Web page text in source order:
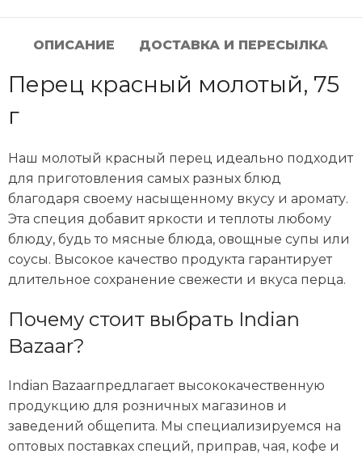
ОПИСАНИЕ ДОСТАВКА И ПЕРЕСЫЛКА
Перец красный молотый, 75
г
Наш молотый красный перец идеально подходит
для приготовления самых разных блюд
благодаря своему насыщенному вкусу и аромату.
Эта специя добавит яркости и теплоты любому
блюду, будь то мясные блюда, овощные супы или
соусы. Высокое качество продукта гарантирует
длительное сохранение свежести и вкуса перца.
Почему стоит выбрать Indian
Bazaar?
Indian Bazaarпредлагает высококачественную
продукцию для розничных магазинов и
заведений общепита. Мы специализируемся на
оптовых поставках специй, приправ, чая, кофе и